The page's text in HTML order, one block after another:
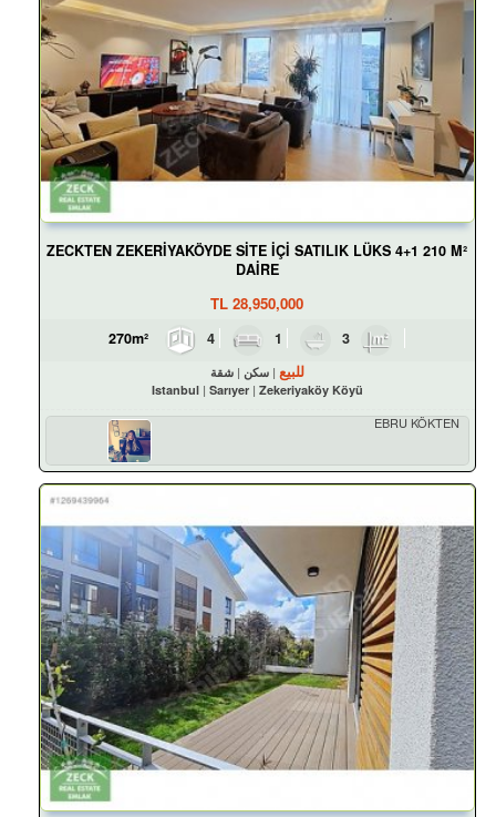
ZECKTEN ZEKERİYAKÖYDE SİTE İÇİ SATILIK LÜKS 4+1 210 M²
DAİRE
TL 28,950,000
4 1
3
للبيع
سكن
شقة
Istanbul
Sarıyer Zekeriyaköy Köyü
EBRU KÖKTEN